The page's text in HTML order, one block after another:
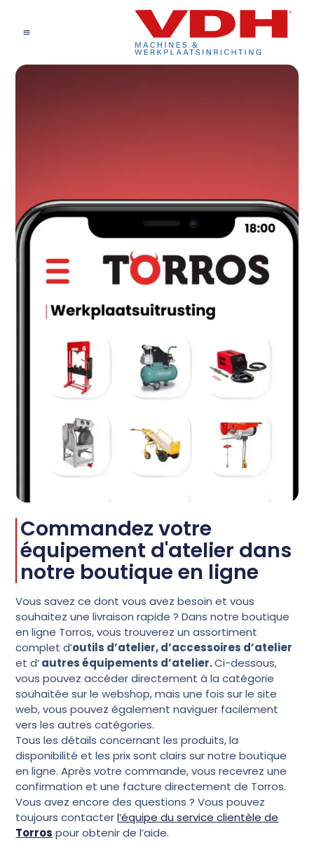
Commandez votre
équipement d'atelier dans
notre boutique en ligne
Vous savez ce dont vous avez besoin et vous
souhaitez une livraison rapide ? Dans notre boutique
en ligne Torros, vous trouverez un assortiment
complet d’outils d’atelier, d’accessoires d’atelier
et d’autres équipements d’atelier.Ci-dessous,
vous pouvez accéder directement à la catégorie
souhaitée sur le webshop, mais une fois sur le site
web, vous pouvez également naviguer facilement
vers les autres catégories.
Tous les détails concernant les produits, la
disponibilité et les prix sont clairs sur notre boutique
en ligne. Après votre commande, vous recevrez une
confirmation et une facture directement de Torros.
Vous avez encore des questions ? Vous pouvez
toujours contacterl’équipe du service clientèle de
Torros pour obtenir de l’aide.